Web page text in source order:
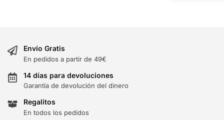
Envío Gratis
En pedidos a partir de 49€
14 días para devoluciones
Garantía de devolución del dinero
Regalitos
En todos los pedidos